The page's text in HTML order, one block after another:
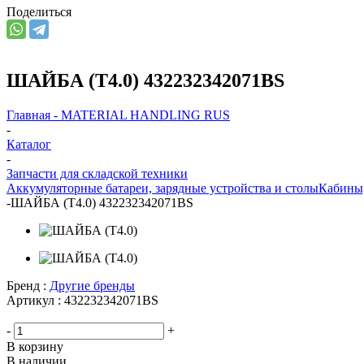
Поделиться
ШАЙБА (T4.0) 432232342071BS
Главная - MATERIAL HANDLING RUS
-
Каталог
-
Запчасти для складской техники
Аккумуляторные батареи, зарядные устройства и столы
-ШАЙБА (T4.0) 432232342071BS
Бренд : Другие бренды
Артикул : 432232342071BS
-
+
В корзину
В наличии